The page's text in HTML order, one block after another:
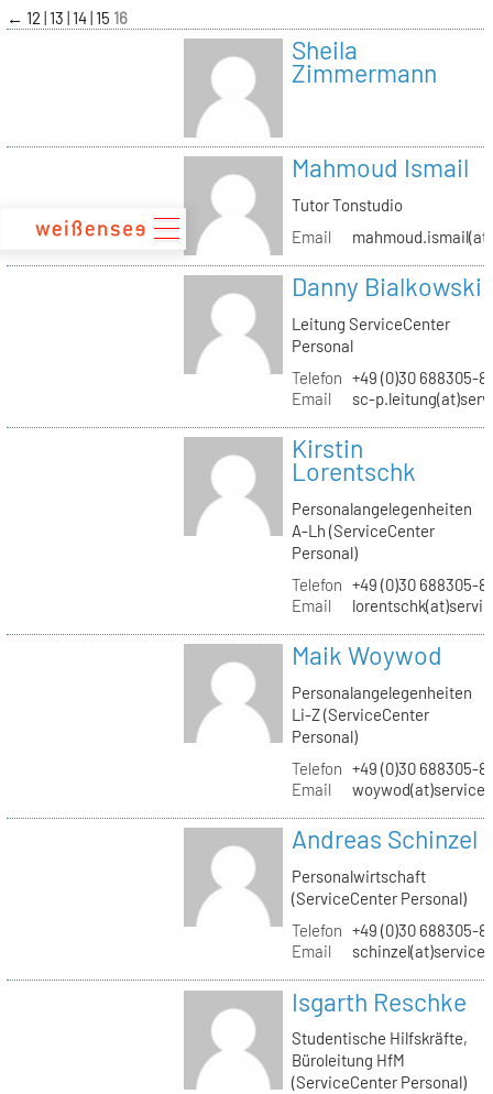
zum
Inhalt
← 12 13 14 15 16
Sheila
Zimmermann
Mahmoud Ismail
Tutor Tonstudio
Email
Danny Bialkowski
Leitung ServiceCenter
Personal
Telefon +49 (0)30 688305-
Email
sc-
Kirstin
Lorentschk
Personalangelegenheiten
A-Lh (ServiceCenter
Personal)
Telefon +49 (0)30 688305-
Email
Maik Woywod
Personalangelegenheiten
Li-Z (ServiceCenter
Personal)
Telefon +49 (0)30 688305-
Email
Andreas Schinzel
Personalwirtschaft
(ServiceCenter Personal)
Telefon +49 (0)30 688305-
Email
Isgarth Reschke
Studentische Hilfskräfte,
Büroleitung HfM
(ServiceCenter Personal)